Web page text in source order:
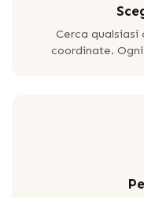
Cerca qualsiasi
coordinate.